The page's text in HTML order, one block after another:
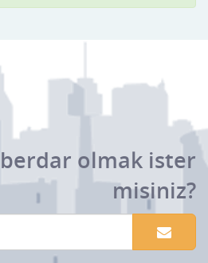
olmak ister
misiniz?